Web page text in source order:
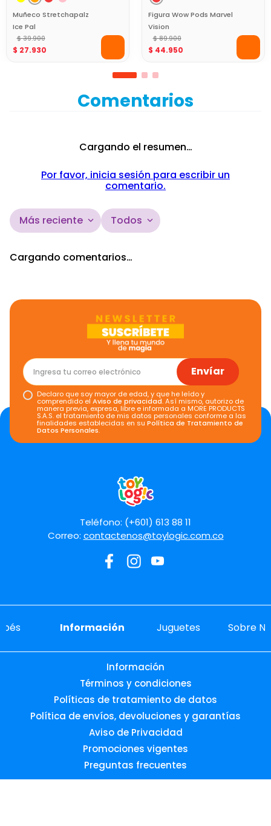
Muñeco Stretchapalz
Ice Pal
$ 39.900
$ 27.930
Figura Wow Pods Marvel
Vision
$ 89.900
$ 44.950
Comentarios
Cargando el resumen…
Por favor, inicia sesión para escribir un
comentario.
Más reciente Todos
Cargando comentarios…
Envíar
Declaro que soy mayor de edad, y que he leído y
comprendido elAviso de privacidad. Así mismo, autorizo de
manera previa, expresa, libre e informada a MORE PRODUCTS
S.A.S. el tratamiento de mis datos personales conforme a las
finalidades establecidas en suPolítica de Tratamiento de
Datos Personales.
Teléfono: (+601) 613 88 11
Correo: contactenos@toylogic.com.co
Información Juguetes Sobre
Información
Términos y condiciones
Políticas de tratamiento de datos
Política de envíos, devoluciones y garantías
Aviso de Privacidad
Promociones vigentes
Preguntas frecuentes